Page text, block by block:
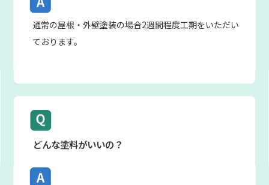
通常の屋根・外壁塗装の場合2週間程度工期をいただい
ております。
どんな塗料がいいの？